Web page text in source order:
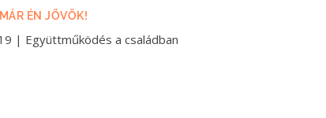
ÉN JÖVÖK!
| Együttműködés a családban